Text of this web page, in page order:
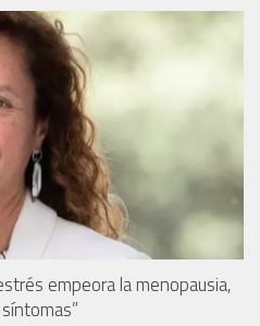
empeora la menopausia,